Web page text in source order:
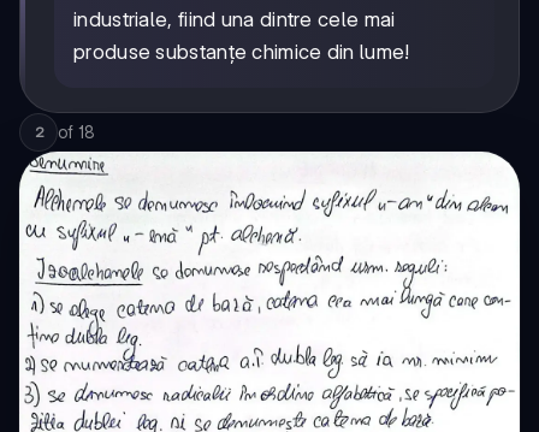
industriale, fiind una dintre cele mai
produse substanțe chimice din lume!
2 of 18